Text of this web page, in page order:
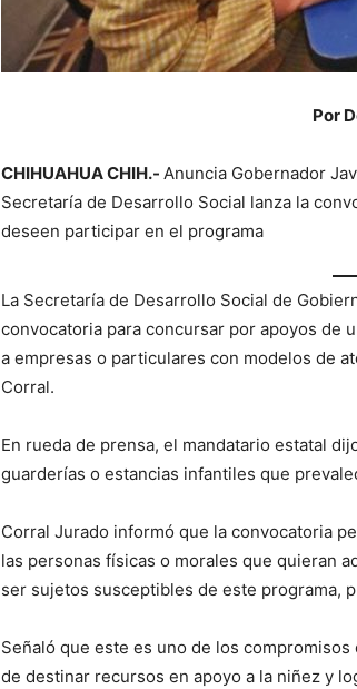
Por
CHIHUAHUA CHIH.- Anuncia Gobernador
Secretaría de Desarrollo Social lanza la
deseen participar en el programa
La Secretaría de Desarrollo Social de
convocatoria para concursar por apoyos de
a empresas o particulares con modelos de
Corral.
En rueda de prensa, el mandatario estatal
guarderías o estancias infantiles que
Corral Jurado informó que la convocatoria
las personas físicas o morales que quieran
ser sujetos susceptibles de este programa,
Señaló que este es uno de los
de destinar recursos en apoyo a la niñez y